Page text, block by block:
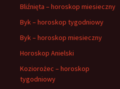
Bliźnięta – horoskop miesieczny
Byk – horoskop tygodniowy
Byk – horoskop miesieczny
Horoskop Anielski
Koziorożec – horoskop
tygodniowy